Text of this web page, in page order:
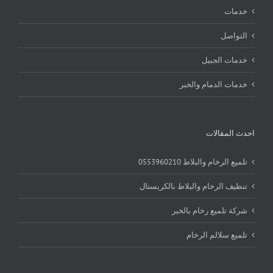
خدمات
التواصل
خدمات الجبيل
خدمات الدمام والخبر
احدث المقالات
تلميع الرخام والبلاط 0553960210
تنظيف الرخام والبلاط بالكريستال
شركة تلميع رخام بالخبر
تلميع سلالم الرخام